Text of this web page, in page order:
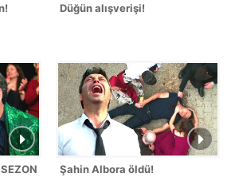
Düğün alışverişi!
FİNALİŞahin Albora öldü!